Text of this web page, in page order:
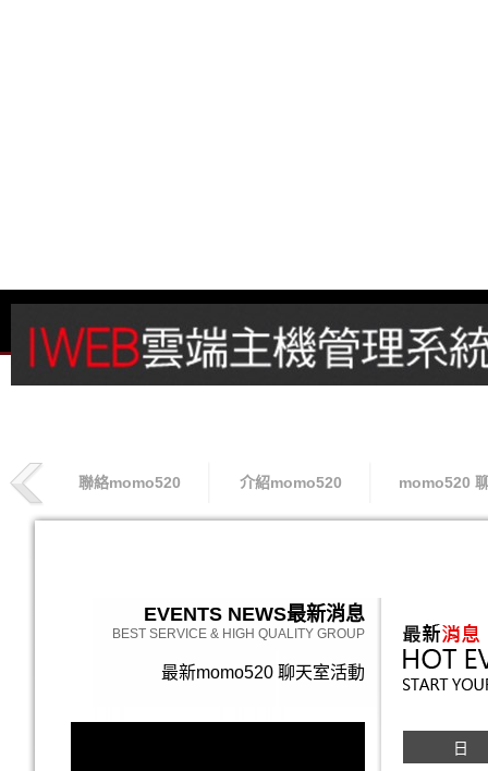
聯絡momo520 介紹momo520 momo520
索取專線
EVENTS NEWS最新消息
BEST SERVICE & HIGH QUALITY GROUP
最新momo520 聊天室活動
日